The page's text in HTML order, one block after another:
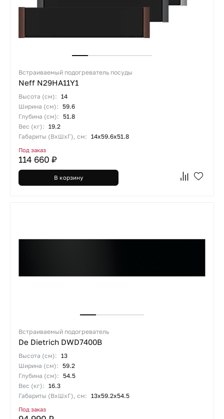
Встраиваемый подогреватель посуды
Neff N29HA11Y1
Высота (см): 14
Ширина (см): 59.6
Глубина (см): 51.8
Вес (кг): 19.2
Габариты (ВхШхГ), см: 14х59.6х51.8
Под заказ
114 660 ₽
В корзину
Встраиваемый подогреватель
De Dietrich DWD7400B
Высота (см): 13
Ширина (см): 59.2
Глубина (см): 54.5
Вес (кг): 16.3
Габариты (ВхШхГ), см: 13x59.2x54.5
Под заказ